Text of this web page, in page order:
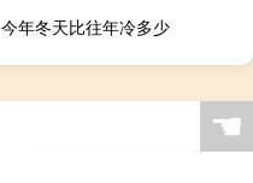
今年冬天比往年冷多少
☚